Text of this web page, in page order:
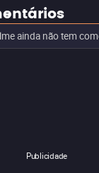
ainda não tem
Publicidade